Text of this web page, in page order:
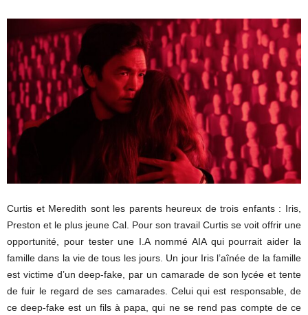
Curtis et Meredith sont les parents heureux de trois enfants : Iris,
Preston et le plus jeune Cal. Pour son travail Curtis se voit offrir une
opportunité, pour tester une I.A nommé AIA qui pourrait aider la
famille dans la vie de tous les jours. Un jour Iris l’aînée de la famille
est victime d’un deep-fake, par un camarade de son lycée et tente
de fuir le regard de ses camarades. Celui qui est responsable, de
ce deep-fake est un fils à papa, qui ne se rend pas compte de ce